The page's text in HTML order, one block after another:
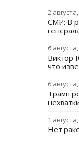
2
СМИ: В
генерала
6
Виктор
что
6
Трамп
1
Нет